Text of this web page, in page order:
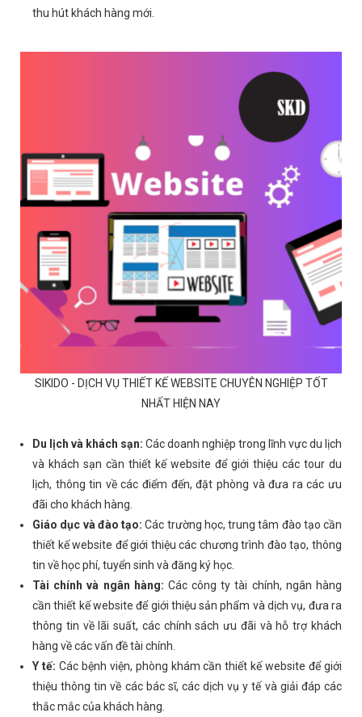
thu hút khách hàng mới.
SIKIDO - DỊCH VỤ THIẾT KẾ WEBSITE CHUYÊN NGHIỆP TỐT
NHẤT HIỆN NAY
Du lịch và khách sạn: Các doanh nghiệp trong lĩnh vực du lịch
và khách sạn cần thiết kế website để giới thiệu các tour du
lịch, thông tin về các điểm đến, đặt phòng và đưa ra các ưu
đãi cho khách hàng.
Giáo dục và đào tạo: Các trường học, trung tâm đào tạo cần
thiết kế website để giới thiệu các chương trình đào tạo, thông
tin về học phí, tuyển sinh và đăng ký học.
Tài chính và ngân hàng: Các công ty tài chính, ngân hàng
cần thiết kế website để giới thiệu sản phẩm và dịch vụ, đưa ra
thông tin về lãi suất, các chính sách ưu đãi và hỗ trợ khách
hàng về các vấn đề tài chính.
Y tế: Các bệnh viện, phòng khám cần thiết kế website để giới
thiệu thông tin về các bác sĩ, các dịch vụ y tế và giải đáp các
thắc mắc của khách hàng.